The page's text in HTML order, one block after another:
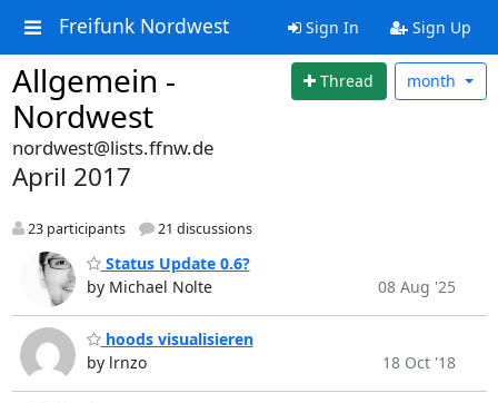
Freifunk Nordwest Sign In Sign Up
Allgemein -
Nordwest
Thread month
nordwest@lists.ffnw.de
April 2017
23 participants 21 discussions
Status Update 0.6?
by Michael Nolte
08 Aug '25
hoods visualisieren
by lrnzo
18 Oct '18